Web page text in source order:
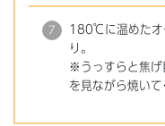
180℃に温めたオ
り。
※うっすらと焦げ
を見ながら焼いて